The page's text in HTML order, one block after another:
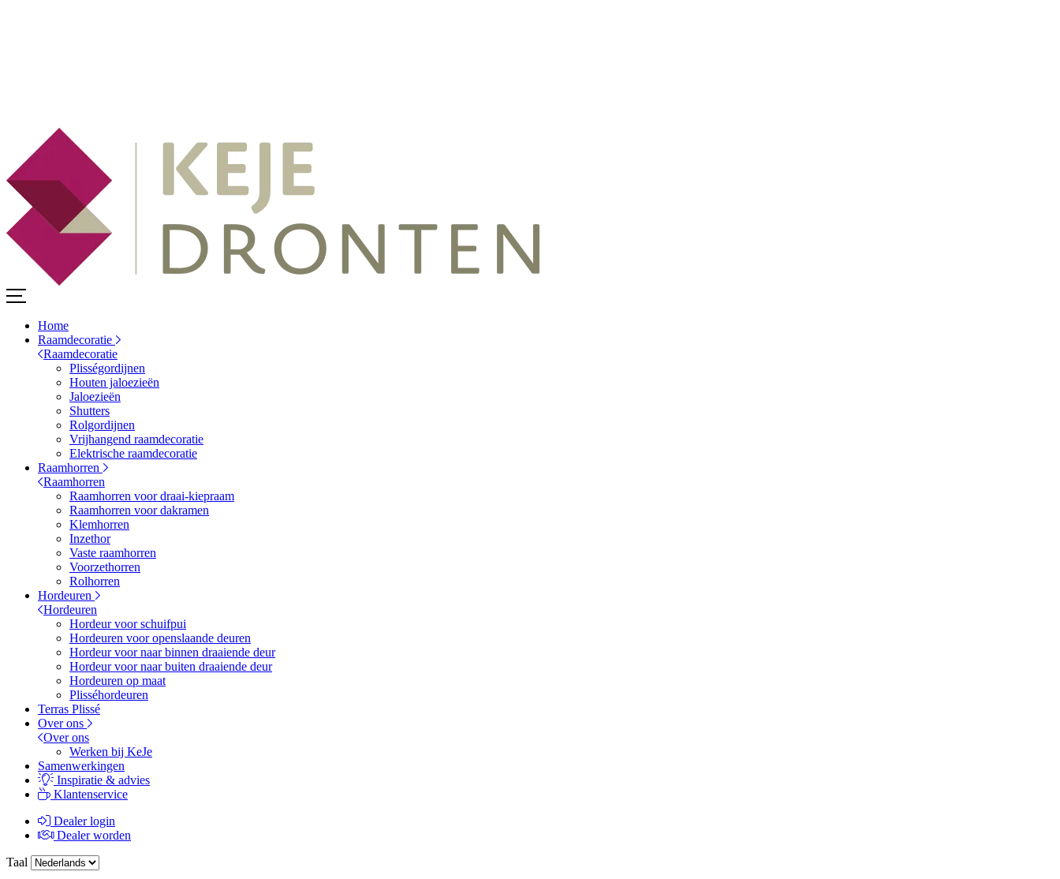
Home
Raamdecoratie
Raamdecoratie
Plisségordijnen
Houten jaloezieën
Jaloezieën
Shutters
Rolgordijnen
Vrijhangend raamdecoratie
Elektrische raamdecoratie
Raamhorren
Raamhorren
Raamhorren voor draai-kiepraam
Raamhorren voor dakramen
Klemhorren
Inzethor
Vaste raamhorren
Voorzethorren
Rolhorren
Hordeuren
Hordeuren
Hordeur voor schuifpui
Hordeuren voor openslaande deuren
Hordeur voor naar binnen draaiende deur
Hordeur voor naar buiten draaiende deur
Hordeuren op maat
Plisséhordeuren
Terras Plissé
Over ons
Over ons
Werken bij KeJe
Samenwerkingen
Inspiratie & advies
Klantenservice
Dealer login
Dealer worden
Taal